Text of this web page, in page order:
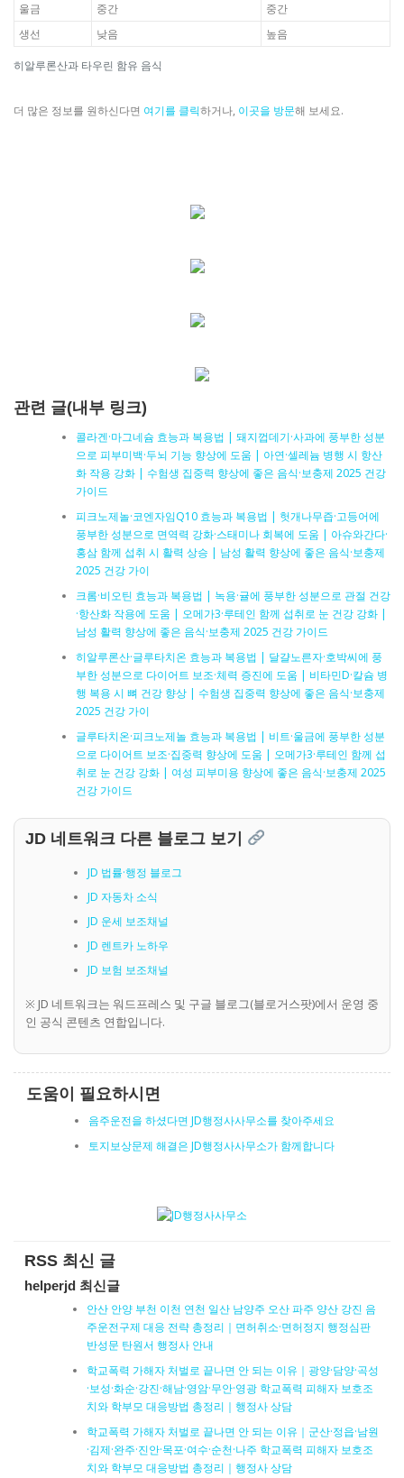
히알루론산과 타우린 함유 음식
울금
중간
중간
생선
낮음 높음
더 많은 정보를 원하신다면 여기를 클릭하거나, 이곳을 방문해 보세요.
관련 글(내부 링크)
콜라겐·마그네슘 효능과 복용법 | 돼지껍데기·사과에 풍부한 성분
으로 피부미백·두뇌 기능 향상에 도움 | 아연·셀레늄 병행 시 항산
화 작용 강화 | 수험생 집중력 향상에 좋은 음식·보충제 2025 건강
가이드
피크노제놀·코엔자임Q10 효능과 복용법 | 헛개나무즙·고등어에
풍부한 성분으로 면역력 강화·스태미나 회복에 도움 | 아슈와간다·
홍삼 함께 섭취 시 활력 상승 | 남성 활력 향상에 좋은 음식·보충제
2025 건강 가이
크롬·비오틴 효능과 복용법 | 녹용·귤에 풍부한 성분으로 관절 건강
·항산화 작용에 도움 | 오메가3·루테인 함께 섭취로 눈 건강 강화 |
남성 활력 향상에 좋은 음식·보충제 2025 건강 가이드
히알루론산·글루타치온 효능과 복용법 | 달걀노른자·호박씨에 풍
부한 성분으로 다이어트 보조·체력 증진에 도움 | 비타민D·칼슘 병
행 복용 시 뼈 건강 향상 | 수험생 집중력 향상에 좋은 음식·보충제
2025 건강 가이
글루타치온·피크노제놀 효능과 복용법 | 비트·울금에 풍부한 성분
으로 다이어트 보조·집중력 향상에 도움 | 오메가3·루테인 함께 섭
취로 눈 건강 강화 | 여성 피부미용 향상에 좋은 음식·보충제 2025
건강 가이드
JD 네트워크 다른 블로그 보기
JD 법률·행정 블로그
JD 자동차 소식
JD 운세 보조채널
JD 렌트카 노하우
JD 보험 보조채널
※ JD 네트워크는 워드프레스 및 구글 블로그(블로거스팟)에서 운영 중
인 공식 콘텐츠 연합입니다.
도움이 필요하시면
음주운전을 하셨다면 JD행정사사무소를 찾아주세요
토지보상문제 해결은 JD행정사사무소가 함께합니다
RSS 최신 글
helperjd 최신글
안산 안양 부천 이천 연천 일산 남양주 오산 파주 양산 강진 음
주운전구제 대응 전략 총정리｜면허취소·면허정지 행정심판
반성문 탄원서 행정사 안내
학교폭력 가해자 처벌로 끝나면 안 되는 이유｜광양·담양·곡성
·보성·화순·강진·해남·영암·무안·영광 학교폭력 피해자 보호조
치와 학부모 대응방법 총정리｜행정사 상담
학교폭력 가해자 처벌로 끝나면 안 되는 이유｜군산·정읍·남원
·김제·완주·진안·목포·여수·순천·나주 학교폭력 피해자 보호조
치와 학부모 대응방법 총정리｜행정사 상담